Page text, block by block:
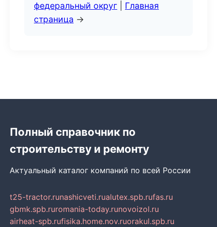
федеральный округ
Главная
страница →
Полный справочник по
строительству и ремонту
Актуальный каталог компаний по всей России
t25-tractor.runashicveti.rualutex.spb.rufas.ru
gbmk.spb.ruromania-today.runovoizol.ru
airheat-spb.rufisika.home.nov.ruorakul.spb.ru